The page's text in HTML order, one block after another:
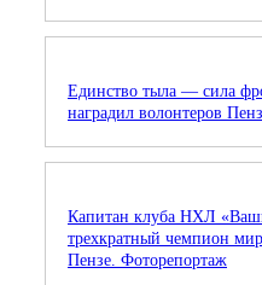
Единство тыла — сила
наградил волонтеров
Капитан клуба НХЛ
трехкратный чемпион
Пензе. Фоторепортаж